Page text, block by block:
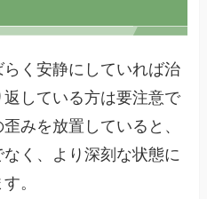
らく安静にしていれば治
している方は要注意で
みを放置していると、
く、より深刻な状態に
。